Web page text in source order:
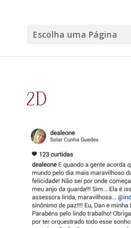
Escolha uma Página
2D